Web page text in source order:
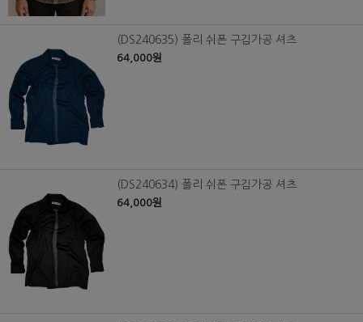
(DS240635) 폴리 쉬폰 구김가공 셔츠
64,000원
(DS240634) 폴리 쉬폰 구김가공 셔츠
64,000원